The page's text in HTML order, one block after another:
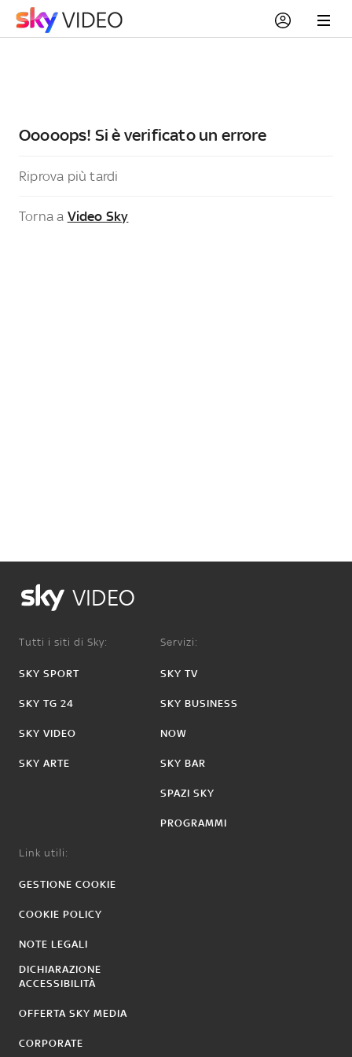
Ooooops! Si è verificato un errore
Riprova più tardi
Torna a Video Sky
VIDEO
Tutti i siti di Sky:
SKY SPORT
SKY TG 24
SKY VIDEO
SKY ARTE
Servizi:
SKY TV
SKY BUSINESS
NOW
SKY BAR
SPAZI SKY
PROGRAMMI
Link utili:
GESTIONE COOKIE
COOKIE POLICY
NOTE LEGALI
DICHIARAZIONE
ACCESSIBILITÀ
OFFERTA SKY MEDIA
CORPORATE